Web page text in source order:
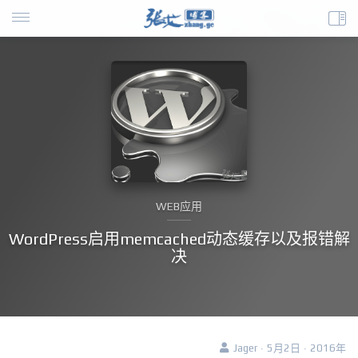
WEB应用
WordPress启用memcached动态缓存以及报错解
决
Jager · 5月2日 · 2016年